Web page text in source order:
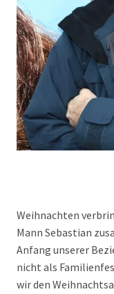
Weihnachten
Mann Sebastian
Anfang unserer
nicht als
wir den